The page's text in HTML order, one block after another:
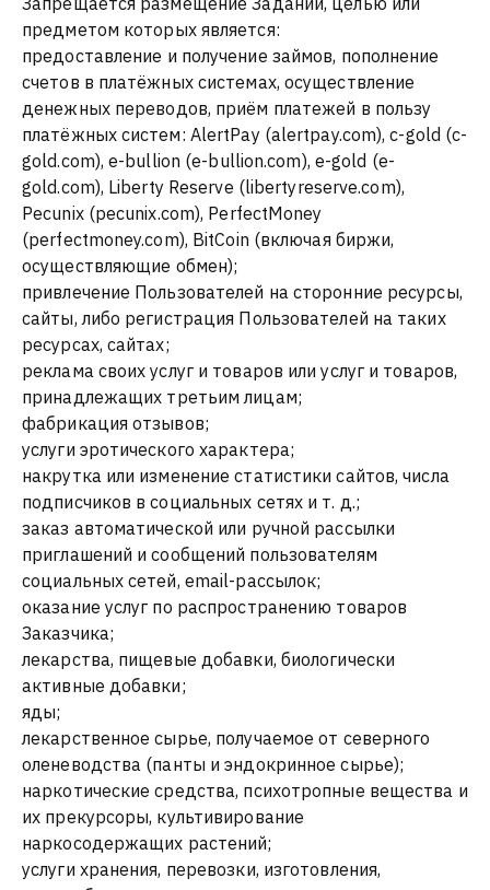
предметом которых является:
предоставление и получение займов, пополнение
счетов в платёжных системах, осуществление
денежных переводов, приём платежей в пользу
платёжных систем: AlertPay (alertpay.com), c-gold (c-
gold.com), e-bullion (e-bullion.com), e-gold (e-
gold.com), Liberty Reserve (libertyreserve.com),
Pecunix (pecunix.com), PerfectMoney
(perfectmoney.com), BitCoin (включая биржи,
осуществляющие обмен);
привлечение Пользователей на сторонние ресурсы,
сайты, либо регистрация Пользователей на таких
ресурсах, сайтах;
реклама своих услуг и товаров или услуг и товаров,
принадлежащих третьим лицам;
фабрикация отзывов;
услуги эротического характера;
накрутка или изменение статистики сайтов, числа
подписчиков в социальных сетях и т. д.;
заказ автоматической или ручной рассылки
приглашений и сообщений пользователям
социальных сетей, email-рассылок;
оказание услуг по распространению товаров
Заказчика;
лекарства, пищевые добавки, биологически
активные добавки;
яды;
лекарственное сырье, получаемое от северного
оленеводства (панты и эндокринное сырье);
наркотические средства, психотропные вещества и
их прекурсоры, культивирование
наркосодержащих растений;
услуги хранения, перевозки, изготовления,